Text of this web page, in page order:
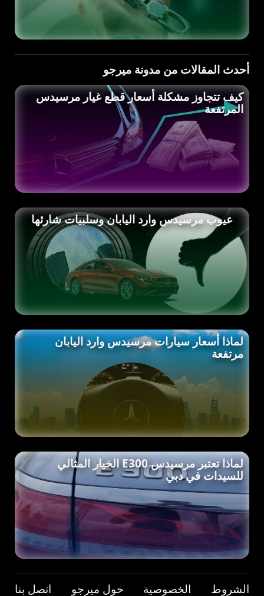
أحدث المقالات من مدونة ميرجو
كيف تتجاوز مشكلة أسعار قطع غيار مرسيدس
المرتفعة
عيوب مرسيدس وارد اليابان وسلبيات شارئها
لماذا أسعار سيارات مرسيدس وارد اليابان
مرتفعة
لماذا تعتبر مرسيدس E300 الخيار المثالي
للسيدات في دبي
الشروط الخصوصية حول ميرجو اتصل بنا